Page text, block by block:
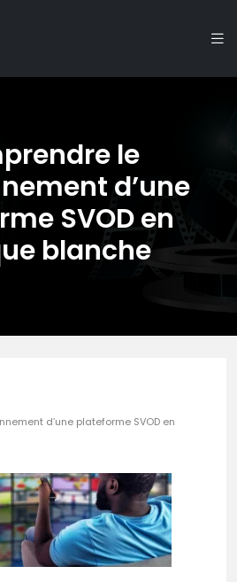
le
d’une
SVOD en
blanche
d’une plateforme SVOD en